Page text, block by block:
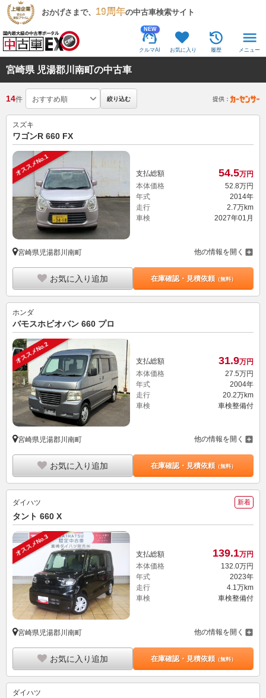
おかげさまで、 19周年の中古車検索サイト
NEW
クルマAI お気に入り 履歴 メニュー
宮崎県 児湯郡川南町の中古車
14件 絞り込む 提供：
スズキ
ワゴンR 660 FX
オススメNo.1 支払総額 54.5万円
本体価格
52.8万円
年式
2014年
走行
2.7万km
車検
2027年01月
宮崎県児湯郡川南町 他の情報を開く
お気に入り追加 在庫確認・見積依頼（無料）
ホンダ
バモスホビオバン 660 プロ
オススメNo.2 支払総額 31.9万円
本体価格
27. 5万円
年式
2004年
走行
20.2万km
車検
車検整備付
宮崎県児湯郡川南町 他の情報を開く
お気に入り追加 在庫確認・見積依頼（無料）
ダイハツ 新着
タント 660 X
オススメNo.3 支払総額 139.1万円
本体価格
132.0万円
年式
2023年
走行
4.1万km
車検
車検整備付
宮崎県児湯郡川南町 他の情報を開く
お気に入り追加 在庫確認・見積依頼（無料）
ダイハツ